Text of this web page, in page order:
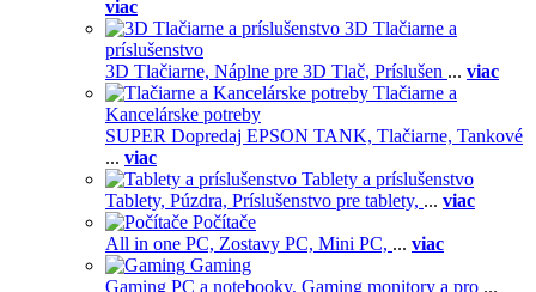
viac
3D Tlačiarne a
príslušenstvo
3D Tlačiarne, Náplne pre 3D Tlač, Príslušen ... viac
Tlačiarne a
Kancelárske potreby
SUPER Dopredaj EPSON TANK, Tlačiarne, Tankové
... viac
Tablety a príslušenstvo
Tablety, Púzdra, Príslušenstvo pre tablety, ... viac
Počítače
All in one PC, Zostavy PC, Mini PC, ... viac
Gaming
Gaming PC a notebooky, Gaming monitory a pro ...